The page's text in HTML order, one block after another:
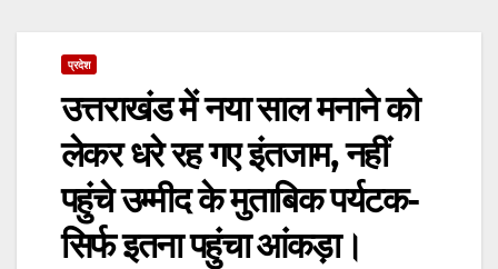
प्रदेश
उत्तराखंड में नया साल मनाने को
लेकर धरे रह गए इंतजाम, नहीं
पहुंचे उम्मीद के मुताबिक पर्यटक-
सिर्फ इतना पहुंचा आंकड़ा।